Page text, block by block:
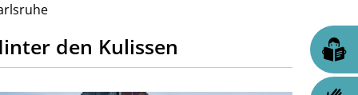
den Kulissen